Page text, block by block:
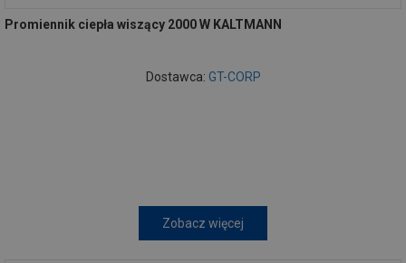
Promiennik ciepła wiszący 2000 W KALTMANN
Dostawca: GT-CORP
Zobacz więcej